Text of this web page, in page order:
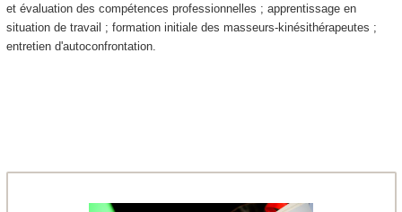
et évaluation des compétences professionnelles ; apprentissage en
situation de travail ; formation initiale des masseurs-kinésithérapeutes ;
entretien d'autoconfrontation.